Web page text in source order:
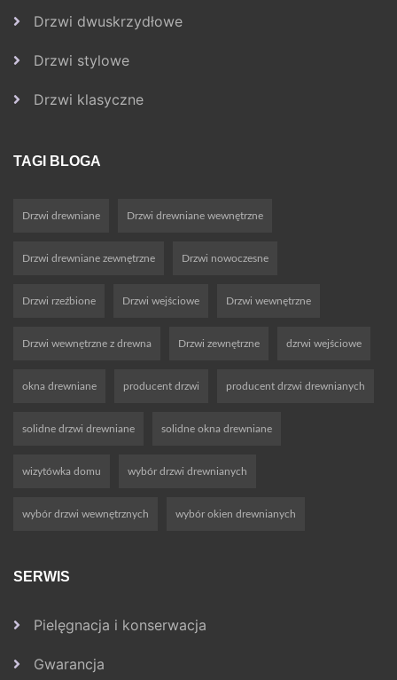
Drzwi dwuskrzydłowe
Drzwi stylowe
Drzwi klasyczne
TAGI BLOGA
Drzwi drewniane Drzwi drewniane wewnętrzne
Drzwi drewniane zewnętrzne Drzwi nowoczesne
Drzwi rzeźbione Drzwi wejściowe Drzwi wewnętrzne
Drzwi wewnętrzne z drewna Drzwi zewnętrzne dzrwi wejściowe
okna drewniane producent drzwi producent drzwi drewnianych
solidne drzwi drewniane solidne okna drewniane
wizytówka domu wybór drzwi drewnianych
wybór drzwi wewnętrznych wybór okien drewnianych
SERWIS
Pielęgnacja i konserwacja
Gwarancja